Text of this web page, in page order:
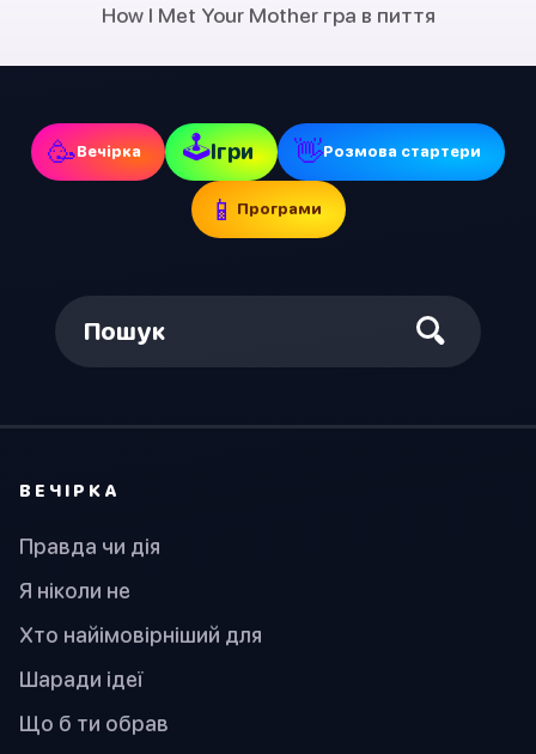
How I Met Your Mother гра в пиття
🥳Вечірка 🕹Ігри 👋Pозмова стартери
📱 Програми
Пошук
ВЕЧІРКА
Правда чи дія
Я ніколи не
Хто найімовірніший для
Шаради ідеї
Що б ти обрав